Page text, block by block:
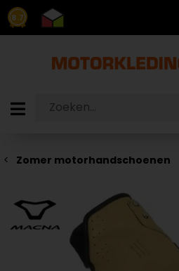
8.7
Zomer motorhandschoenen